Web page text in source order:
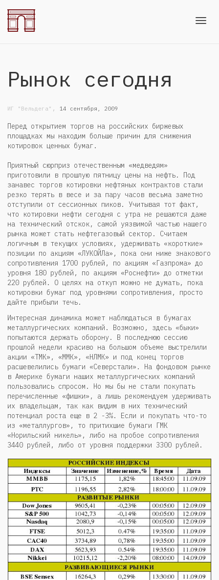
Рынок сегодня
ИГ "Вельдега" , 14 сентября, 2009
Перед открытием торгов на российских биржевых
площадках мы находим больше причин для снижения
котировок ценных бумаг.
Приятный сюрприз отечественным «медведям»
приготовили в прошлую пятницу цены на нефть. Под
занавес торгов котировки нефтяных контрактов стали
резко терять в весе и за пару часов весьма заметно
отступили от сессионных пиков. Учитывая тот факт,
что котировки нефти сегодня с утра не решаются даже
на технический отскок, самой уязвимой частью нашего
рынка может стать нефтегазовый сектор. Считаем
логичным в текущих условиях, удерживать «короткие»
позиции по акциям «ЛУКОЙЛа», пока они ниже знакового
сопротивления 1700 рублей, по акциям «Газпрома» до
уровня 180 рублей, по акциям «Роснефти» до отметки
220 рублей. О целях на откуп можно не думать, пока
котировки бумаг под уровнями сопротивления, просто
дайте прибыли течь.
Интересная динамика может наблюдаться в бумагах
металлургических компаний. Возможно, здесь «быки»
попытаются держать оборону. В последнюю сессию
прошлой недели красиво на большом объеме выстрелили
акции «ТМК», «ММК», «НЛМК» и под конец торгов
расшевелились бумаги «Северстали». На фондовом рынке
в Америке бумаги наших металлургических компаний
пользовались спросом. Но мы бы не стали покупать
перечисленные «фишки», а лишь рекомендуем удерживать
их владельцам, так как видим в них технический
потенциал роста еще в 2 -3%. Если и покупать что-то
из «металлургов», то притихшие бумаги ГМК
«Норильский никель», либо на пробое сопротивления
3440 рублей, либо от уровня поддержки 3300 рублей.